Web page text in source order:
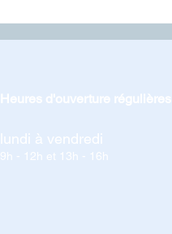
Heures d'ouverture régulières
lundi à vendredi
9h - 12h et 13h - 16h